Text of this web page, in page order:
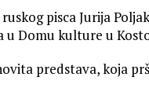
pisca Jurija
u Domu kulture u
predstava, koja